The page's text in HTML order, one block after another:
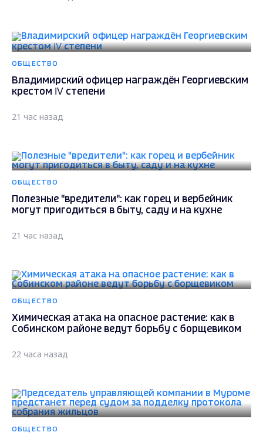
ОБЩЕСТВО
Владимирский офицер награждён Георгиевским
крестом IV степени
21 час назад
ОБЩЕСТВО
Полезные "вредители": как горец и вербейник
могут пригодиться в быту, саду и на кухне
21 час назад
ОБЩЕСТВО
Химическая атака на опасное растение: как в
Собинском районе ведут борьбу с борщевиком
22 часа назад
ОБЩЕСТВО